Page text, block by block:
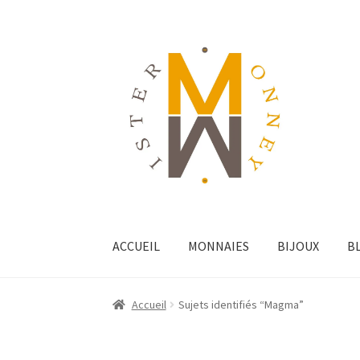
ACCUEIL MONNAIES BIJOUX
Accueil Sujets identifiés “Magma”